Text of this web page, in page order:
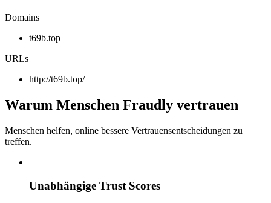
Domains
t69b.top
URLs
http://t69b.top/
Warum Menschen Fraudly vertrauen
Menschen helfen, online bessere Vertrauensentscheidungen zu
treffen.
Unabhängige Trust Scores